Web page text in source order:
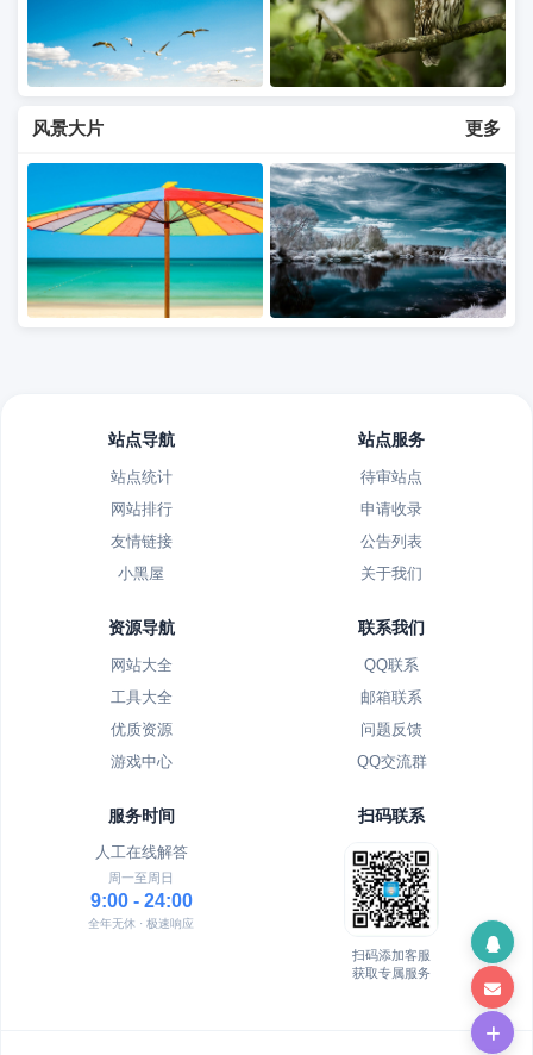
风景大片 更多
站点导航
站点统计
网站排行
友情链接
小黑屋
站点服务
待审站点
申请收录
公告列表
关于我们
资源导航
网站大全
工具大全
优质资源
游戏中心
联系我们
QQ联系
邮箱联系
问题反馈
QQ交流群
服务时间
人工在线解答
周一至周日
9:00 - 24:00
全年无休 · 极速响应
扫码联系
扫码添加客服
获取专属服务